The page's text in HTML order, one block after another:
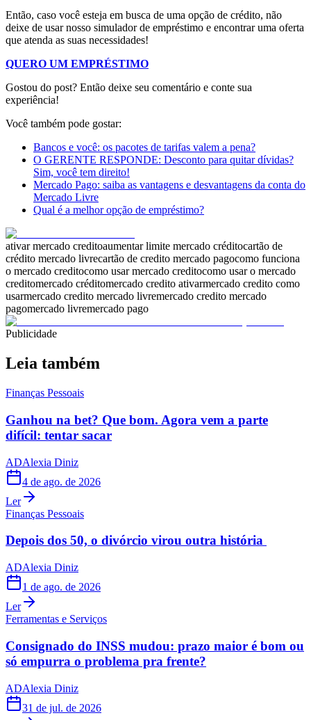
Então, caso você esteja em busca de uma opção de crédito, não
deixe de usar nosso simulador de empréstimo e encontrar uma oferta
que atenda as suas necessidades!
QUERO UM EMPRÉSTIMO
Gostou do post? Então deixe seu comentário e conte sua
experiência!
Você também pode gostar:
Bancos e você: os pacotes de tarifas valem a pena?
O GERENTE RESPONDE: Desconto para quitar dívidas?
Sim, você tem direito!
Mercado Pago: saiba as vantagens e desvantagens da conta do
Mercado Livre
Qual é a melhor opção de empréstimo?
ativar mercado creditoaumentar limite mercado créditocartão de
crédito mercado livrecartão de credito mercado pagocomo funciona
o mercado creditocomo usar mercado creditocomo usar o mercado
creditomercado créditomercado credito ativarmercado credito como
usarmercado credito mercado livremercado credito mercado
pagomercado livremercado pago
Publicidade
Leia também
Finanças Pessoais
Ganhou na bet? Que bom. Agora vem a parte
difícil: tentar sacar
ADAlexia Diniz
4 de ago. de 2026
Ler
Finanças Pessoais
Depois dos 50, o divórcio virou outra história
ADAlexia Diniz
1 de ago. de 2026
Ler
Ferramentas e Serviços
Consignado do INSS mudou: prazo maior é bom ou
só empurra o problema pra frente?
ADAlexia Diniz
31 de jul. de 2026